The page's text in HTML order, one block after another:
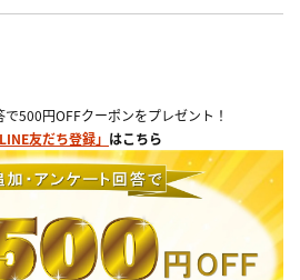
500円OFFクーポンをプレゼント！
友だち登録」 はこちら